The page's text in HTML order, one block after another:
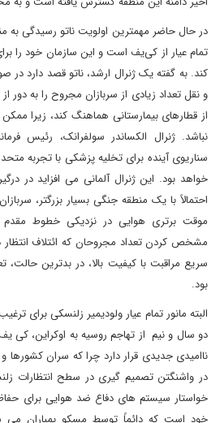
در حال حاضر مهمترین اولویت ناتو رسیدگی به
تمام عیار از کی‌یف است و این سازمان خود را
کند. به گفته یک ژنرال ارشد، ناتو قصد دارد
و نقل تعداد زیادی از سربازان مجروح را به دور
از قطارهای بیمارستانی هماهنگ کند، زیرا
نباشد. ژنرال الکساندر سولفرانک، رئیس
سناریوی آینده برای تخلیه پزشکی با تجربه
خواهد بود. این ژنرال آلمانی می افزاید در
احتمالاً با یک منطقه جنگی بسیار بزرگتر،
موقت برتری هوایی در نزدیکی خطوط مقدم
مشخص کردن تعداد مجروحان که ائتلاف انتظار
سریع مراقبت با کیفیت بالا، در بدترین حالت،
بود.
البته مانور تمام عیار ولودیمیر زلنسکی برای
دو سال و نیم از تهاجم روسیه به اوکراین، کی
ناامیدی جدیدی قرار دارد چرا که سران
در واشنگتن تصمیم گیری در سطح انتظارات
خواستار سیستم های دفاع ضد هوایی برای
خود است که دائماً توسط مسکو بمباران می